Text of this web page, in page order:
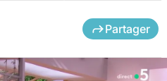
Partager